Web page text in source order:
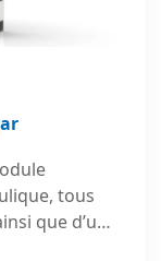
tous
que d’un
Une